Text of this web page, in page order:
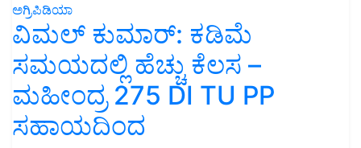
ಅಗ್ರಿಪಿಡಿಯಾ
ವಿಮಲ್ ಕುಮಾರ್: ಕಡಿಮೆ
ಸಮಯದಲ್ಲಿ ಹೆಚ್ಚು ಕೆಲಸ –
ಮಹೀಂದ್ರ 275 DI TU PP
ಸಹಾಯದಿಂದ